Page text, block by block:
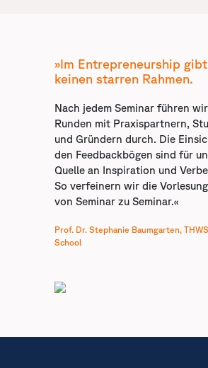
»Im Entrepreneurship
keinen starren Rahmen.
Nach jedem Seminar führen
Runden mit Praxispartnern,
und Gründern durch. Die
den Feedbackbögen sind für
Quelle an Inspiration und
So verfeinern wir die
von Seminar zu Seminar.«
Prof. Dr. Stephanie Baumgarten,
School